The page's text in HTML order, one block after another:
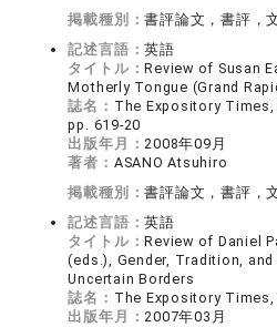
掲載種別：書評論文，書評，
記述言語：英語
タイトル：Review of Susan
Motherly Tongue (Grand
誌名： The Expository Times,
pp. 619-20
出版年月：2008年09月
著者： ASANO Atsuhiro
掲載種別：書評論文，書評，
記述言語：英語
タイトル：Review of Daniel
(eds.), Gender, Tradition,
Uncertain Borders
誌名： The Expository Times,
出版年月：2007年03月